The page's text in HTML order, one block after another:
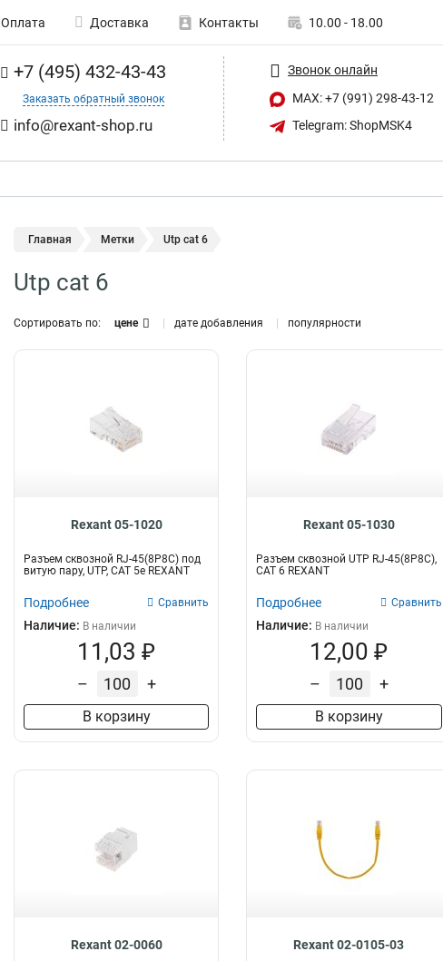
Оплата Доставка Контакты 10.00 - 18.00
+7 (495) 432-43-43
Заказать обратный звонок
info@rexant-shop.ru
Звонок онлайн
MAX: +7 (991) 298-43-12
Telegram: ShopMSK4
Главная Метки Utp cat 6
Utp cat 6
Сортировать по: цене дате добавления популярности
Rexant 05-1020
Разъем cквозной RJ-45(8P8C) под
витую пару, UTP, CAT 5e REXANT
Подробнее Сравнить
Наличие: В наличии
11,03 ₽
– +
В корзину
Rexant 05-1030
Разъем cквозной UTP RJ-45(8P8C),
CAT 6 REXANT
Подробнее Сравнить
Наличие: В наличии
12,00 ₽
– +
В корзину
Rexant 02-0060 Rexant 02-0105-03